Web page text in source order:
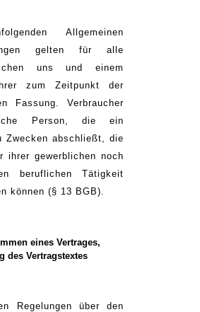
Allgemeinen
gelten für alle
uns und einem
zum Zeitpunkt der
Fassung. Verbraucher
Person, die ein
Zwecken abschließt, die
ihrer gewerblichen noch
beruflichen Tätigkeit
können (§ 13 BGB).
eines Vertrages,
des Vertragstextes
Regelungen über den